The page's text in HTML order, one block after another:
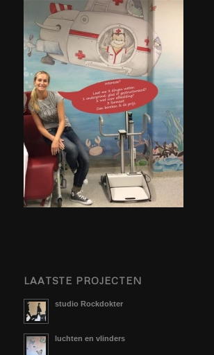
LAATSTE PROJECTEN
studio Rockdokter
luchten en vlinders